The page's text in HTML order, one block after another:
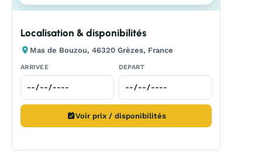
Localisation & disponibilités
Mas de Bouzou, 46320 Grèzes, France
ARRIVEE DEPART
Voir prix / disponibilités